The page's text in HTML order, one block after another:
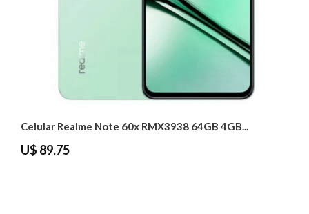
Celular Realme Note 60x RMX3938 64GB 4GB...
U$ 89.75